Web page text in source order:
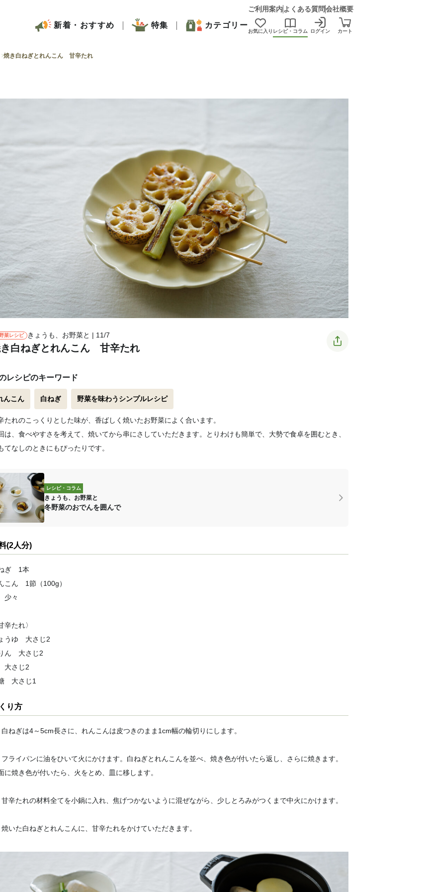
ご利用案内 よくある質問会社概要
新着・おすすめ 特集 カテゴリー
お気に入り レシピ・コラム ログイン カート
焼き白ねぎとれんこん 甘辛たれ
菜レシピ きょうも、お野菜と | 11/7
白ねぎとれんこん 甘辛たれ
レシピのキーワード
んこん 白ねぎ 野菜を味わうシンプルレシピ
たれのこっくりとした味が、香ばしく焼いたお野菜によく合います。
は、食べやすさを考えて、焼いてから串にさしていただきます。とりわけも簡単で、大勢で食卓を囲むとき、
てなしのときにもぴったりです。
レシピ・コラム
きょうも、お野菜と
冬野菜のおでんを囲んで
(2人分)
ぎ 1本
こん 1節（100g）
々
辛たれ〉
うゆ 大さじ2
ん 大さじ2
さじ2
大さじ1
り方
白ねぎは4～5cm長さに、れんこんは皮つきのまま1cm幅の輪切りにします。
フライパンに油をひいて火にかけます。白ねぎとれんこんを並べ、焼き色が付いたら返し、さらに焼きます。
に焼き色が付いたら、火をとめ、皿に移します。
辛たれの材料全てを小鍋に入れ、焦げつかないように混ぜながら、少しとろみがつくまで中火にかけます。
いた白ねぎとれんこんに、甘辛たれをかけていただきます。